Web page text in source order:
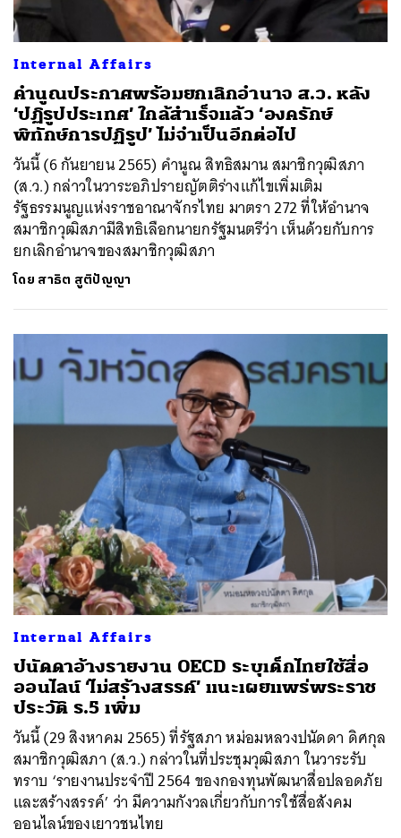
Internal Affairs
คำนูณประกาศพร้อมยกเลิกอำนาจ ส.ว. หลัง
‘ปฏิรูปประเทศ’ ใกล้สำเร็จแล้ว ‘องครักษ์
พิทักษ์การปฏิรูป’ ไม่จำเป็นอีกต่อไป
วันนี้ (6 กันยายน 2565) คำนูณ สิทธิสมาน สมาชิกวุฒิสภา
(ส.ว.) กล่าวในวาระอภิปรายญัตติร่างแก้ไขเพิ่มเติม
รัฐธรรมนูญแห่งราชอาณาจักรไทย มาตรา 272 ที่ให้อำนาจ
สมาชิกวุฒิสภามีสิทธิเลือกนายกรัฐมนตรีว่า เห็นด้วยกับการ
ยกเลิกอำนาจของสมาชิกวุฒิสภา
โดย สาธิต สูติปัญญา
Internal Affairs
ปนัดดาอ้างรายงาน OECD ระบุเด็กไทยใช้สื่อ
ออนไลน์ ‘ไม่สร้างสรรค์’ แนะเผยแพร่พระราช
ประวัติ ร.5 เพิ่ม
วันนี้ (29 สิงหาคม 2565) ที่รัฐสภา หม่อมหลวงปนัดดา ดิศกุล
สมาชิกวุฒิสภา (ส.ว.) กล่าวในที่ประชุมวุฒิสภา ในวาระรับ
ทราบ ‘รายงานประจำปี 2564 ของกองทุนพัฒนาสื่อปลอดภัย
และสร้างสรรค์’ ว่า มีความกังวลเกี่ยวกับการใช้สื่อสังคม
ออนไลน์ของเยาวชนไทย